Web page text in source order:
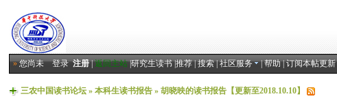
»您尚未登录 注册|返回主站|研究生读书|推荐|搜索|社区服务 |帮助|订阅本帖更新
三农中国读书论坛 »本科生读书报告 »胡晓映的读书报告【更新至2018.10.10】